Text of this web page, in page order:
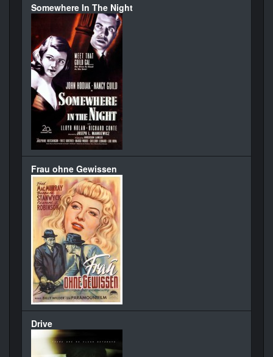
Somewhere In The Night
Frau ohne Gewissen
Drive